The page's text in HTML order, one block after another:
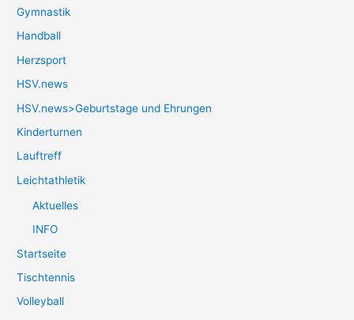
Gymnastik
Handball
Herzsport
HSV.news
HSV.news>Geburtstage und Ehrungen
Kinderturnen
Lauftreff
Leichtathletik
Aktuelles
INFO
Startseite
Tischtennis
Volleyball